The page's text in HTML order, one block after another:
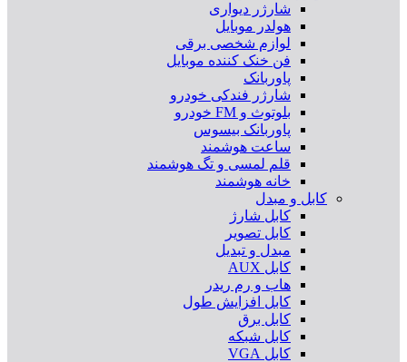
شارژر دیواری
هولدر موبایل
لوازم شخصی برقی
فن خنک کننده موبایل
پاوربانک
شارژر فندکی خودرو
بلوتوث و FM خودرو
پاوربانک بیسوس
ساعت هوشمند
قلم لمسی و تگ هوشمند
خانه هوشمند
کابل و مبدل
کابل شارژ
کابل تصویر
مبدل و تبدیل
کابل AUX
هاب و رم ریدر
کابل افزایش طول
کابل برق
کابل شبکه
کابل VGA